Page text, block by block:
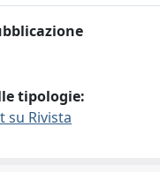
tipologie:
su Rivista